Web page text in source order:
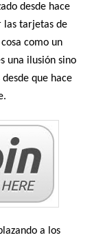
desde hace
las tarjetas de
como un
una ilusión sino
que hace
a los